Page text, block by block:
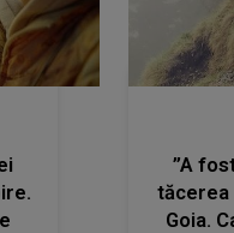
”A
tăcerea
Goia.